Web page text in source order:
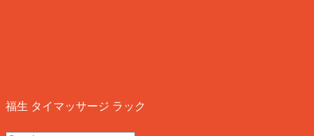
福生 タイマッサージ ラック